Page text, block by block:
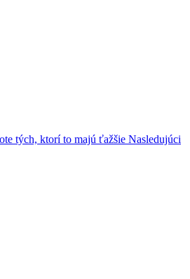
tých, ktorí to majú ťažšie Nasledujúci